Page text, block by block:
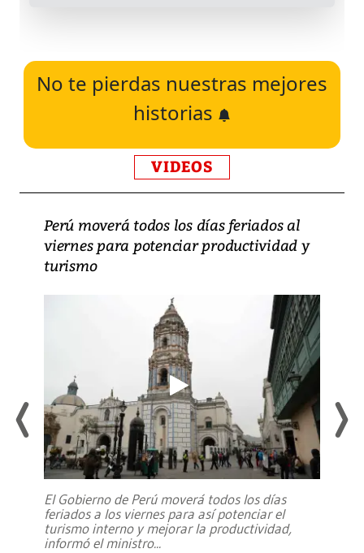
No te pierdas nuestras mejores
historias
VIDEOS
Perú moverá todos los días feriados al
viernes para potenciar productividad y
turismo
El Gobierno de Perú moverá todos los días
feriados a los viernes para así potenciar el
turismo interno y mejorar la productividad,
informó el ministro...